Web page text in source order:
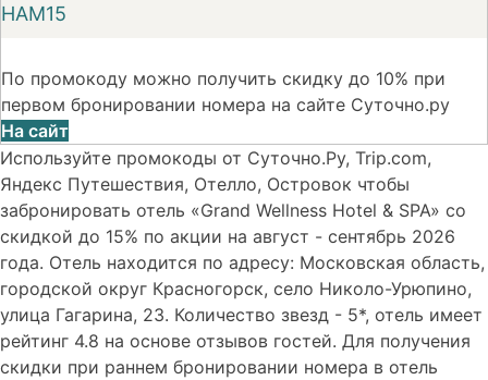
НАМ15
По промокоду можно получить скидку до 10% при
первом бронировании номера на сайте Суточно.ру
На сайт
Используйте промокоды от Суточно.Ру, Trip.com,
Яндекс Путешествия, Отелло, Островок чтобы
забронировать отель «Grand Wellness Hotel & SPA» со
скидкой до 15% по акции на август - сентябрь 2026
года. Отель находится по адресу: Московская область,
городской округ Красногорск, село Николо-Урюпино,
улица Гагарина, 23. Количество звезд - 5*, отель имеет
рейтинг 4.8 на основе отзывов гостей. Для получения
скидки при раннем бронировании номера в отель